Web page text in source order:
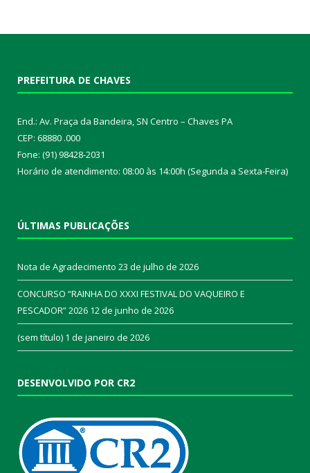
PREFEITURA DE CHAVES
End.: Av. Praça da Bandeira, SN Centro – Chaves PA
CEP: 68880 .000
Fone: (91) 98428-2031
Horário de atendimento: 08:00 às 14:00h (Segunda a Sexta-Feira)
ÚLTIMAS PUBLICAÇÕES
Nota de Agradecimento 23 de julho de 2026
CONCURSO “RAINHA DO XXXI FESTIVAL DO VAQUEIRO E
PESCADOR” 2026 12 de junho de 2026
(sem título) 1 de janeiro de 2026
DESENVOLVIDO POR CR2